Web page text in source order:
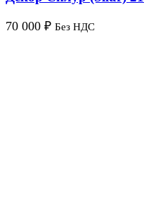
70 000 ₽ Без НДС